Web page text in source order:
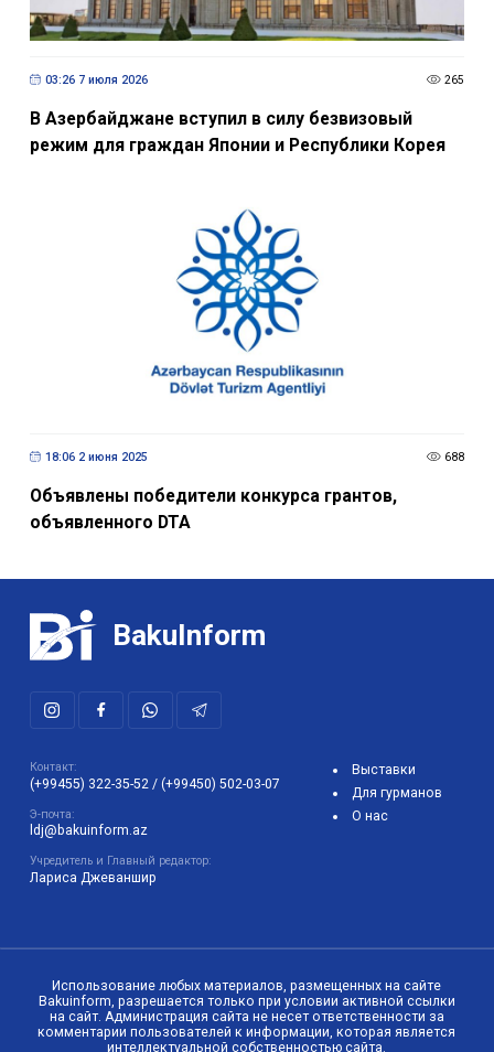
03:26 7 июля 2026 265
В Азербайджане вступил в силу безвизовый
режим для граждан Японии и Республики Корея
18:06 2 июня 2025 688
Объявлены победители конкурса грантов,
объявленного DTA
BakuInform
Контакт:
(+99455) 322-35-52 / (+99450) 502-03-07
Э-почта:
ldj@bakuinform.az
Учредитель и Главный редактор:
Лариса Джеваншир
Выставки
Для гурманов
О нас
Использование любых материалов, размещенных на сайте
Bakuinform, разрешается только при условии активной ссылки
на сайт. Администрация сайта не несет ответственности за
комментарии пользователей к информации, которая является
интеллектуальной собственностью сайта.